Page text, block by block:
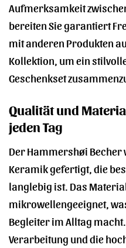
Aufmerksamkeit
bereiten Sie garantiert
mit anderen Produkten
Kollektion, um ein
Geschenkset
Qualität und
jeden Tag
Der Hammershøi
Keramik gefertigt, die
langlebig ist. Das
mikrowellengeeignet,
Begleiter im Alltag
Verarbeitung und die